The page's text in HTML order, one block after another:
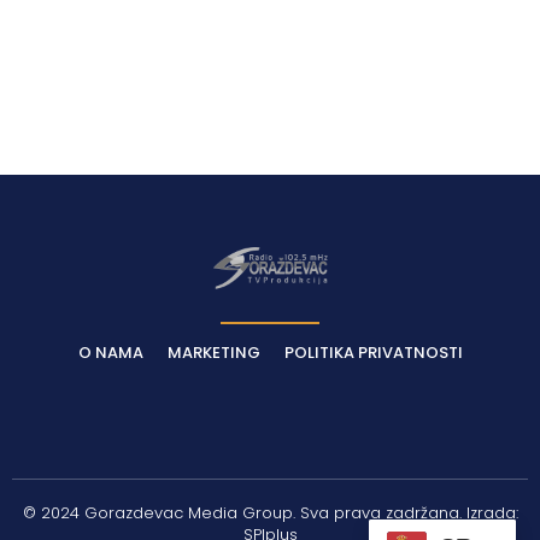
O NAMA MARKETING POLITIKA PRIVATNOSTI
© 2024 Gorazdevac Media Group. Sva prava zadržana. Izrada:
SPIplus